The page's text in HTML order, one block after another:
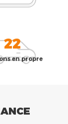
22
en propre